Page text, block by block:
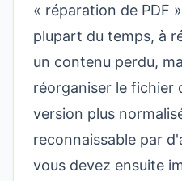
« réparation de PDF
plupart du temps, à
un contenu perdu,
réorganiser le fichier
version plus
reconnaissable par
vous devez ensuite